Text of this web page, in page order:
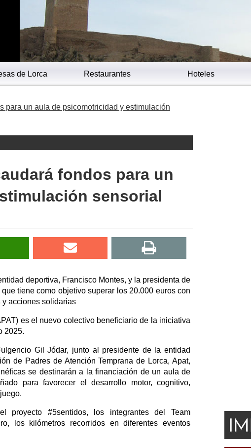
de Lorca Restaurantes Hoteles
para un aula de psicomotricidad y estimulación
fondos para un
sensorial
deportiva, Francisco Montes, y la presidenta de
tiene como objetivo superar los 20.000 euros con
y acciones solidarias
es el nuevo colectivo beneficiario de la iniciativa
2025.
Gil Jódar, junto al presidente de la entidad
de Padres de Atención Temprana de Lorca, Apat,
se destinarán a la financiación de un aula de
para favorecer el desarrollo motor, cognitivo,
proyecto #5sentidos, los integrantes del Team
los kilómetros recorridos en diferentes eventos